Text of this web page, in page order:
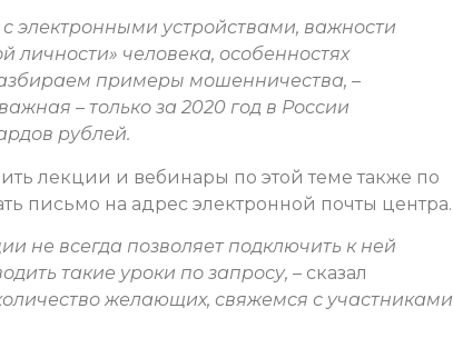
электронными устройствами, важности
человека, особенностях
примеры мошенничества, –
– только за 2020 год в России
рублей.
лекции и вебинары по этой теме также по
письмо на адрес электронной почты центра.
не всегда позволяет подключить к ней
такие уроки по запросу, – сказал
желающих, свяжемся с участниками